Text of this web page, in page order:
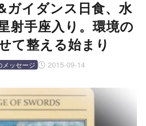
ガイダンス日食、水
射手座入り。環境の
て整える始まり
2015-09-14
メッセージ